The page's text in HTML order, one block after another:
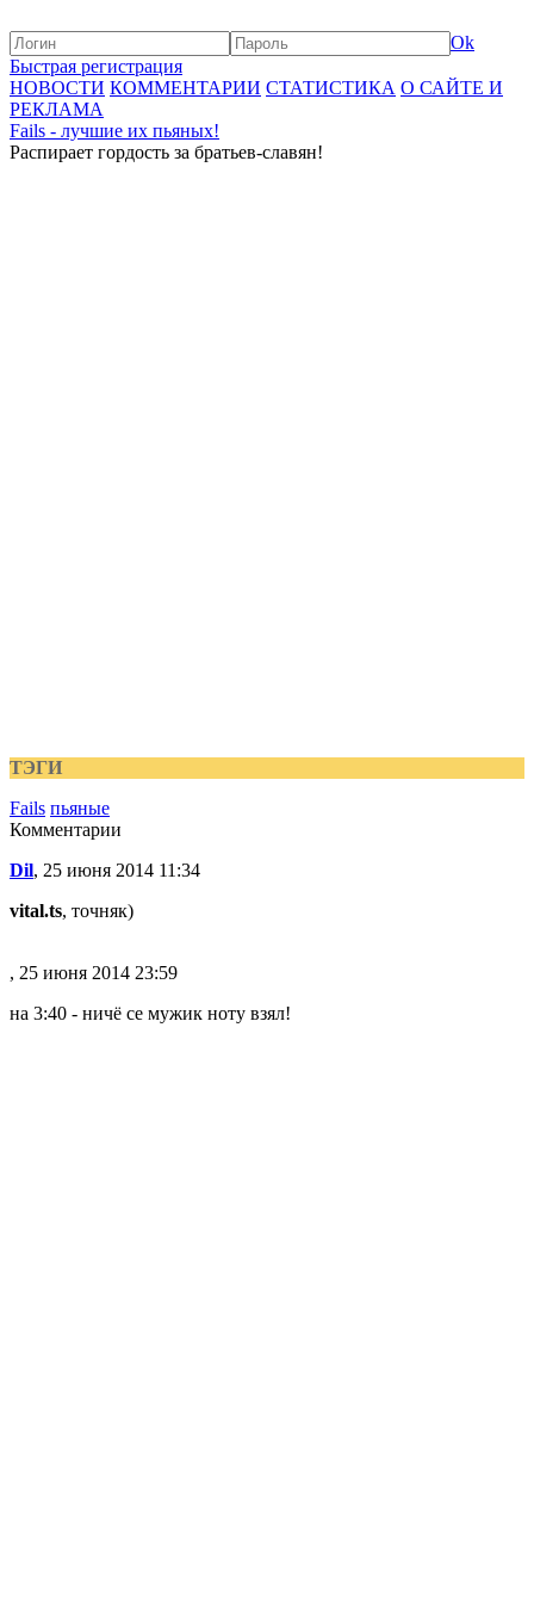
Ok
Быстрая регистрация
НОВОСТИ КОММЕНТАРИИ СТАТИСТИКА О САЙТЕ И
РЕКЛАМА
Fails - лучшие их пьяных!
Распирает гордость за братьев-славян!
ТЭГИ
Fails пьяные
Комментарии
Dil, 25 июня 2014 11:34
vital.ts, точняк)
, 25 июня 2014 23:59
на 3:40 - ничё се мужик ноту взял!